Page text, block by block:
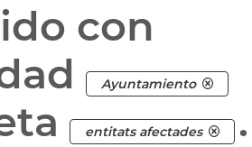
con
Ayuntamiento
entitats afectades .